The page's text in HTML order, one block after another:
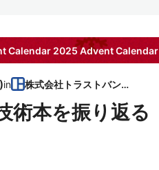
Calendar 2025 Advent Calendar
)in 株式会社トラストバンク
術本を振り返る